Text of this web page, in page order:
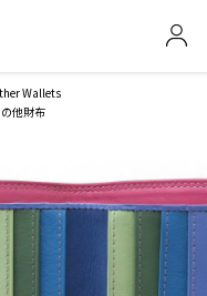
Wallets
他財布